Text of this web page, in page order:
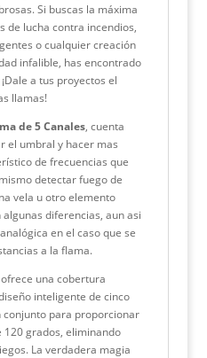
Si buscas la máxima
de lucha contra incendios,
o cualquier creación
infalible, has encontrado
a tus proyectos el
llamas!
de 5 Canales, cuenta
el umbral y hacer mas
de frecuencias que
detectar fuego de
vela u otro elemento
diferencias, aun asi
en el caso que se
a la flama.
una cobertura
inteligente de cinco
para proporcionar
120 grados, eliminando
La verdadera magia